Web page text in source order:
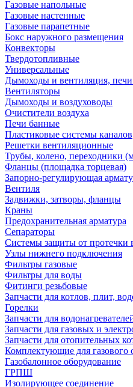
Газовые напольные
Газовые настенные
Газовые парапетные
Бокс наружного размещения
Конвекторы
Твердотопливные
Универсальные
Дымоходы и вентиляция,
Вентиляторы
Дымоходы и воздуховоды
Очистители воздуха
Печи банные
Пластиковые системы каналов
Решетки вентиляционные
Трубы, колено, переходники
Фланцы (площадка торцевая)
Запорно-регулирующая
Вентиля
Задвижки, затворы, фланцы
Краны
Предохранительная арматура
Сепараторы
Системы защиты от протечки
Узлы нижнего подключения
Фильтры газовые
Фильтры для воды
Фитинги резьбовые
Запчасти для котлов, плит,
Горелки
Запчасти для
Запчасти для газовых и
Запчасти для отопительных
Комплектующие для газового
Газобалонное оборудование
ГРПШ
Изолирующее соединение